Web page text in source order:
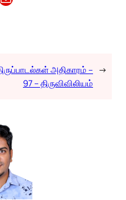
அதிகாரம் –
97 – திருவிவிலியம்
→